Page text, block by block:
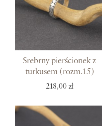
Srebrny pierścionek z
turkusem (rozm.15)
218,00 zł